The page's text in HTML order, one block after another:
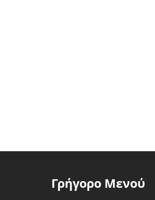
Γρήγορο Μενού